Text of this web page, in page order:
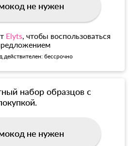
не нужен
Elyts, чтобы воспользоваться
действителен: бессрочно
набор образцов с
не нужен